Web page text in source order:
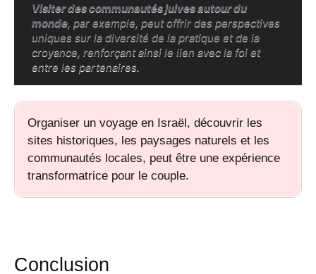
Visiter des communautés juives autour du
monde, par exemple, peut offrir des perspectives
uniques sur la diversité de la pratique et de la
croyance, renforçant ainsi le lien avec la foi et
entre les partenaires.
Organiser un voyage en Israël, découvrir les
sites historiques, les paysages naturels et les
communautés locales, peut être une expérience
transformatrice pour le couple.
Conclusion